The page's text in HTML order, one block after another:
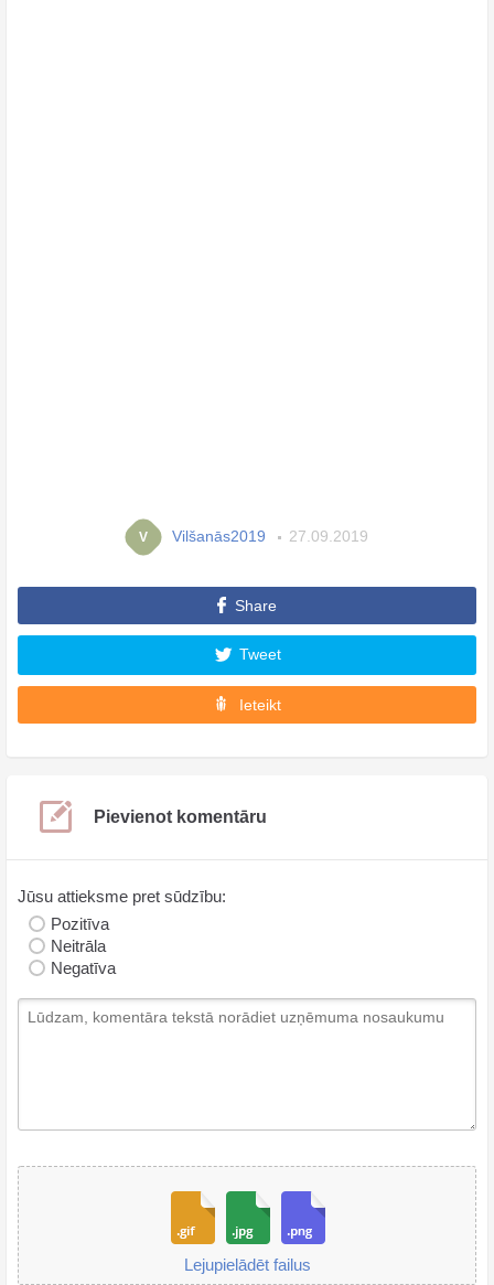
V Vilšanās2019 27.09.2019
Share
Tweet
Ieteikt
Pievienot komentāru
Jūsu attieksme pret sūdzību:
Pozitīva
Neitrāla
Negatīva
Lejupielādēt failus